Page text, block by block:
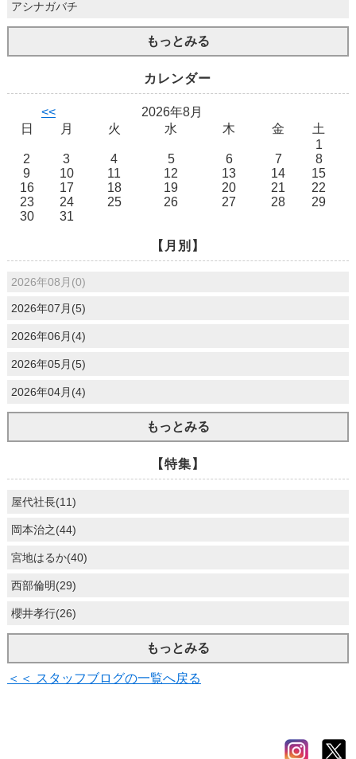
アシナガバチ
もっとみる
カレンダー
<<
2026年8月
日
月 火 水 木 金
土
1
2
3 4 5 6 7
8
9
10 11 12 13 14
15
16
17 18 19 20 21
22
23
24 25 26 27 28
29
30
31
【月別】
2026年08月(0)
2026年07月(5)
2026年06月(4)
2026年05月(5)
2026年04月(4)
もっとみる
【特集】
屋代社長(11)
岡本治之(44)
宮地はるか(40)
西部倫明(29)
櫻井孝行(26)
もっとみる
＜＜ スタッフブログの一覧へ戻る